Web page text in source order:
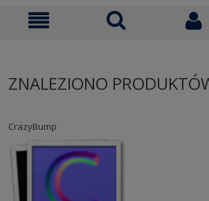
ZNALEZIONO
CrazyBump